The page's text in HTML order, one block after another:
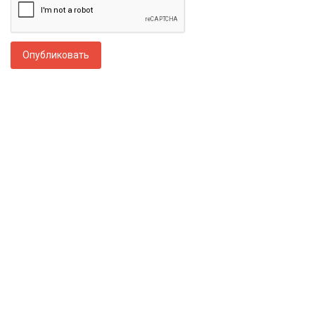
Опубликовать